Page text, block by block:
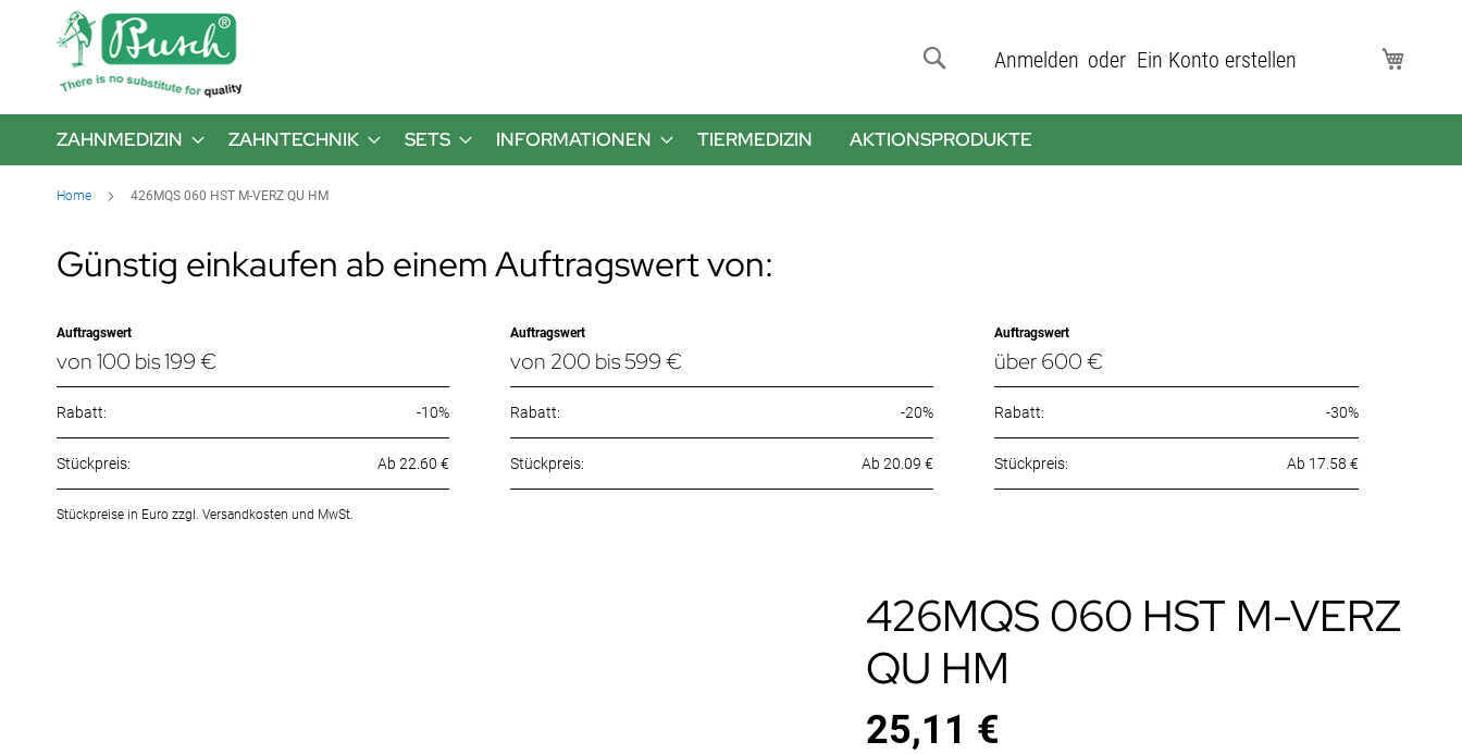
Direkt
Inhalt
Anmelden Ein Konto erstellen
ZAHNMEDIZIN ZAHNTECHNIK SETS INFORMATIONEN TIERMEDIZIN AKTIONSPRODUKTE
Home 426MQS 060 HST M-VERZ QU HM
Günstig einkaufen ab einem Auftragswert von:
Auftragswert
von 100 bis 199 €
Auftragswert
von 200 bis 599 €
Auftragswert
über 600 €
Rabatt: -10% Rabatt: -20% Rabatt: -30%
Ab 22.60 € Ab 20.09 € Ab 17.58 €
Stückpreise in Euro zzgl. Versandkosten und MwSt.
426MQS 060 HST M-VERZ
QU HM
25,11 €